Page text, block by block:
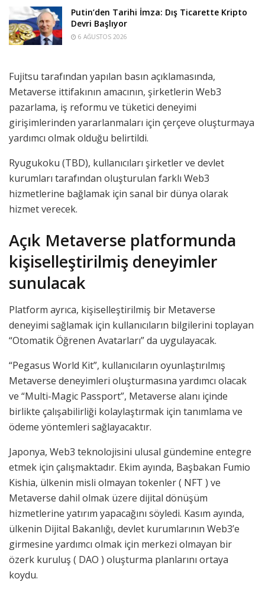
Putin’den Tarihi İmza: Dış Ticarette Kripto
Devri Başlıyor
6 AĞUSTOS 2026
Fujitsu tarafından yapılan basın açıklamasında,
Metaverse ittifakının amacının, şirketlerin Web3
pazarlama, iş reformu ve tüketici deneyimi
girişimlerinden yararlanmaları için çerçeve oluşturmaya
yardımcı olmak olduğu belirtildi.
Ryugukoku (TBD), kullanıcıları şirketler ve devlet
kurumları tarafından oluşturulan farklı Web3
hizmetlerine bağlamak için sanal bir dünya olarak
hizmet verecek.
Açık Metaverse platformunda
kişiselleştirilmiş deneyimler
sunulacak
Platform ayrıca, kişiselleştirilmiş bir Metaverse
deneyimi sağlamak için kullanıcıların bilgilerini toplayan
“Otomatik Öğrenen Avatarları” da uygulayacak.
“Pegasus World Kit”, kullanıcıların oyunlaştırılmış
Metaverse deneyimleri oluşturmasına yardımcı olacak
ve “Multi-Magic Passport”, Metaverse alanı içinde
birlikte çalışabilirliği kolaylaştırmak için tanımlama ve
ödeme yöntemleri sağlayacaktır.
Japonya, Web3 teknolojisini ulusal gündemine entegre
etmek için çalışmaktadır. Ekim ayında, Başbakan Fumio
Kishia, ülkenin misli olmayan tokenler ( NFT ) ve
Metaverse dahil olmak üzere dijital dönüşüm
hizmetlerine yatırım yapacağını söyledi. Kasım ayında,
ülkenin Dijital Bakanlığı, devlet kurumlarının Web3’e
girmesine yardımcı olmak için merkezi olmayan bir
özerk kuruluş ( DAO ) oluşturma planlarını ortaya
koydu.